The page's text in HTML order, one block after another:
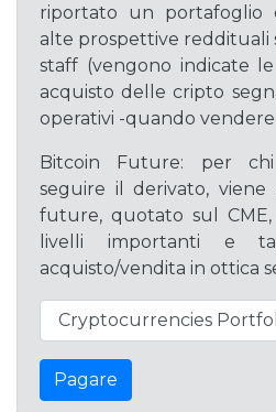
riportato un portafoglio
alte prospettive reddituali
staff (vengono indicate
acquisto delle cripto
operativi -quando
Bitcoin Future: per
seguire il derivato, viene
future, quotato sul CME,
livelli importanti e
acquisto/vendita in ottica
Pagare